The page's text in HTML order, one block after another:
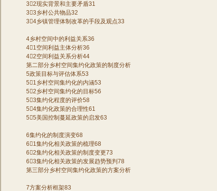
32现实背景和主要矛盾31
33乡村公共物品32
34乡镇管理体制改革的手段及观点33
4乡村空间中的利益关系36
41空间利益主体分析36
42空间利益关系分析44
第二部分乡村空间集约化政策的制度分析
5政策目标与评估体系53
51乡村空间集约化的内涵53
52乡村空间集约化的目标56
53集约化程度的评价58
54集约化政策的合理性61
55美国控制蔓延政策的启发63
6集约化的制度演变68
61集约化相关政策的梳理68
62集约化相关政策的制度变更73
63集约化相关政策的发展趋势预判78
第三部分乡村空间集约化政策的方案分析
7方案分析框架83